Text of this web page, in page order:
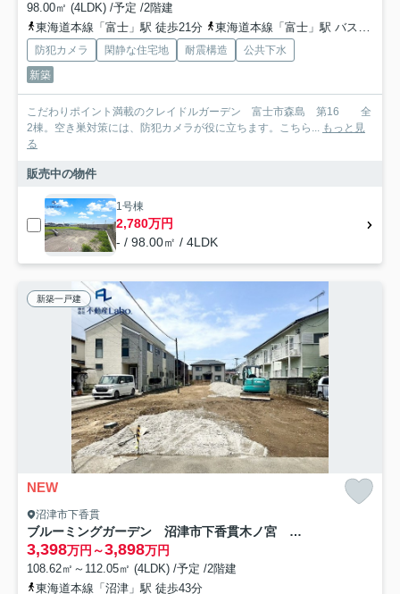
98.00㎡ (4LDK) /予定 /2階建
東海道本線「富士」駅 徒歩21分
東海道本線「富士」駅 バス11分 静岡県富士市「梅原クリニック・たかひろ耳鼻咽喉科医院」 停歩6分
防犯カメラ 閑静な住宅地 耐震構造
公共下水
新築
こだわりポイント満載のクレイドルガーデン 富士市森島 第16 全
2棟。空き巣対策には、防犯カメラが役に立ちます。こちら... もっと見
る
販売中の物件
1号棟
2,780万円
- / 98.00㎡ / 4LDK
新築一戸建
NEW
沼津市下香貫
ブルーミングガーデン 沼津市下香貫木ノ宮 全2棟
3,398万円～3,898万円
108.62㎡～112.05㎡ (4LDK) /予定 /2階建
東海道本線「沼津」駅 徒歩43分